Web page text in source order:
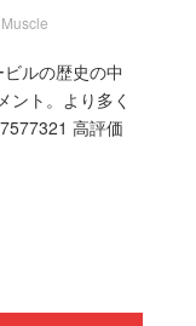
Muscle
ルの歴史の中
ント。より多く
高評価